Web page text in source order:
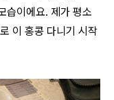
습이에요. 제가 평소
이 홍콩 다니기 시작